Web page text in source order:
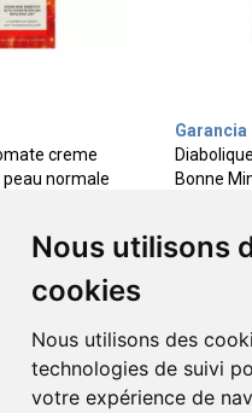
Nous utilisons
cookies
Nous utilisons des
technologies de suivi
votre expérience de
creme
normale
Garancia
Bonne